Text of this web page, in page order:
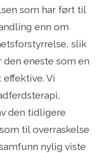
som har ført til
enn om
slik
eneste som en
Vi
den tidligere
til overraskelse
nylig viste